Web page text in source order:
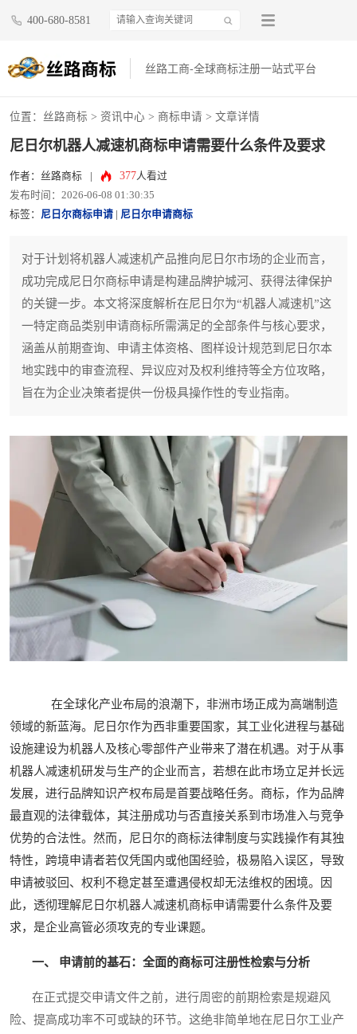
400-680-8581
丝路工商-全球商标注册一站式平台
位置： 丝路商标 > 资讯中心 > 商标申请 > 文章详情
尼日尔机器人减速机商标申请需要什么条件及要求
作者：丝路商标 377人看过
发布时间：2026-06-08 01:30:35
标签： 尼日尔商标申请 尼日尔申请商标
对于计划将机器人减速机产品推向尼日尔市场的企业而言，
成功完成尼日尔商标申请是构建品牌护城河、获得法律保护
的关键一步。本文将深度解析在尼日尔为“机器人减速机”这
一特定商品类别申请商标所需满足的全部条件与核心要求，
涵盖从前期查询、申请主体资格、图样设计规范到尼日尔本
地实践中的审查流程、异议应对及权利维持等全方位攻略，
旨在为企业决策者提供一份极具操作性的专业指南。
在全球化产业布局的浪潮下，非洲市场正成为高端制造
领域的新蓝海。尼日尔作为西非重要国家，其工业化进程与基础
设施建设为机器人及核心零部件产业带来了潜在机遇。对于从事
机器人减速机研发与生产的企业而言，若想在此市场立足并长远
发展，进行品牌知识产权布局是首要战略任务。商标，作为品牌
最直观的法律载体，其注册成功与否直接关系到市场准入与竞争
优势的合法性。然而，尼日尔的商标法律制度与实践操作有其独
特性，跨境申请者若仅凭国内或他国经验，极易陷入误区，导致
申请被驳回、权利不稳定甚至遭遇侵权却无法维权的困境。因
此，透彻理解尼日尔机器人减速机商标申请需要什么条件及要
求，是企业高管必须攻克的专业课题。
一、 申请前的基石：全面的商标可注册性检索与分析
在正式提交申请文件之前，进行周密的前期检索是规避风
险、提高成功率不可或缺的环节。这绝非简单地在尼日尔工业产